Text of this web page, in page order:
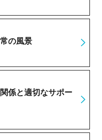
の風景
係と適切なサポー